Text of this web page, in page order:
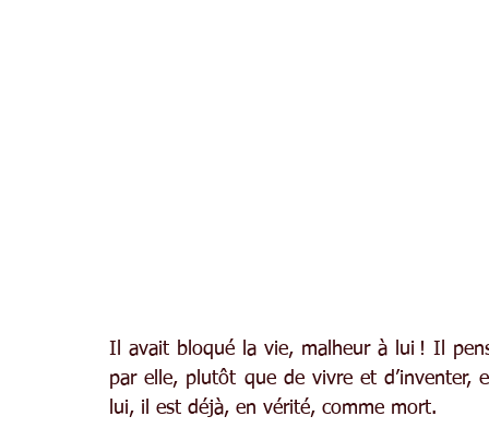
Il avait bloqué la vie, malheur à lui ! Il
par elle, plutôt que de vivre et d’inventer,
lui, il est déjà, en vérité, comme mort.